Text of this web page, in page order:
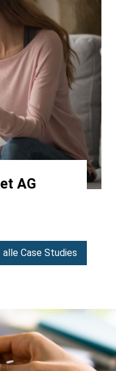
AG
alle Case Studies